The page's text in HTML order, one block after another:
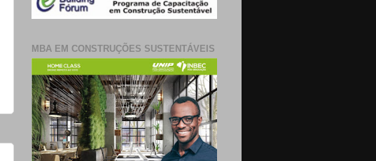
MBA EM CONSTRUÇÕES SUSTENTÁVEIS